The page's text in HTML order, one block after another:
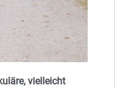
vielleicht